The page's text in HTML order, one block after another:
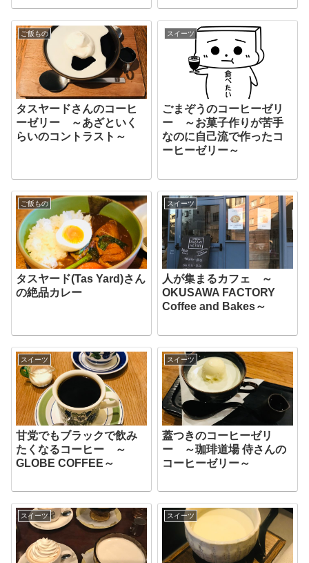
ご飯もの
タスヤードさんのコーヒ
ーゼリー ～あざといく
らいのコントラスト～
スイーツ
ごまぞうのコーヒーゼリ
ー ～お菓子作りが苦手
なのに自己流で作ったコ
ーヒーゼリー～
ご飯もの
タスヤード(Tas Yard)さん
の絶品カレー
スイーツ
人が集まるカフェ ～
OKUSAWA FACTORY
Coffee and Bakes～
スイーツ
甘党でもブラックで飲み
たくなるコーヒー ～
GLOBE COFFEE～
スイーツ
蓋つきのコーヒーゼリ
ー ～珈琲道場 侍さんの
コーヒーゼリー～
スイーツ スイーツ